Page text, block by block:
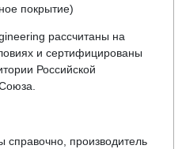
покрытие)
рассчитаны на
и сертифицированы
Российской
справочно, производитель